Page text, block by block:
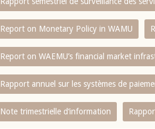
Report on Monetary Policy in WAMU
Report on WAEMU’s financial market
Rapport annuel sur les systèmes de
Note trimestrielle d‘information